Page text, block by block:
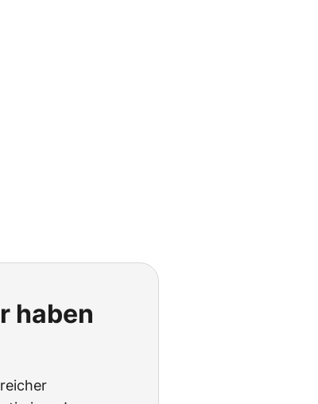
haben